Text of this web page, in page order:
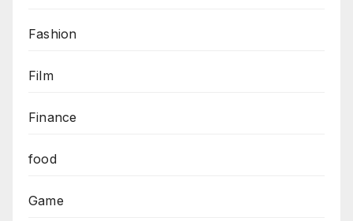
Fashion
Film
Finance
food
Game